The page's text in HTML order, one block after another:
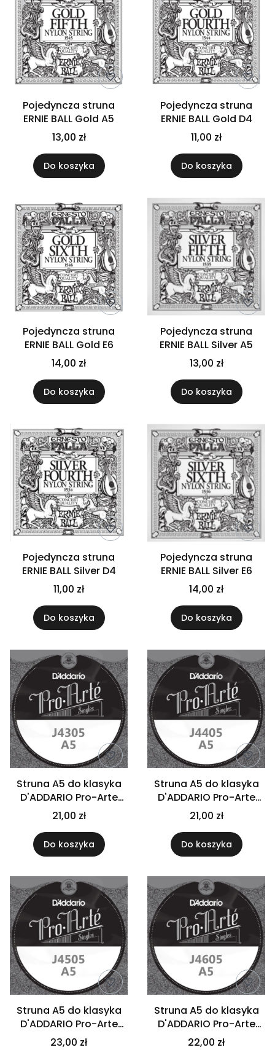
Pojedyncza struna
ERNIE BALL Gold A5
13,00 zł
Do koszyka
Pojedyncza struna
ERNIE BALL Gold D4
11,00 zł
Do koszyka
Pojedyncza struna
ERNIE BALL Gold E6
14,00 zł
Do koszyka
Pojedyncza struna
ERNIE BALL Silver A5
13,00 zł
Do koszyka
Pojedyncza struna
ERNIE BALL Silver D4
11,00 zł
Do koszyka
Pojedyncza struna
ERNIE BALL Silver E6
14,00 zł
Do koszyka
Struna A5 do klasyka
D'ADDARIO Pro-Arte
J4305
21,00 zł
Do koszyka
Struna A5 do klasyka
D'ADDARIO Pro-Arte
J4405
21,00 zł
Do koszyka
Struna A5 do klasyka
D'ADDARIO Pro-Arte
J4505
23,00 zł
Struna A5 do klasyka
D'ADDARIO Pro-Arte
J4605
22,00 zł